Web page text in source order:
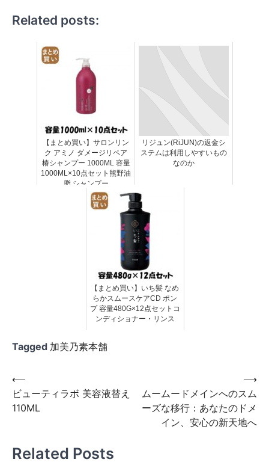
Related posts:
【まとめ買い】サロンリン
ク アミノ ダメージリペア
椿シャンプー 1000ML 容量
1000ML×10点セット熊野油
脂 シャンプー
リジュン(RiJUN)の返金シ
ステムは利用しやすいもの
なのか
【まとめ買い】いち髪 なめ
らかスムースケアCD ポン
プ 容量480G×12点セットコ
ンディショナー・リンス
Tagged 加美乃素本舗
投
稿
ゲ
⟵
ビューティラボ 美容液替え
110ML
ムームードメインへのスム
ーズな移行：あなたのドメ
イン、安心の新天地へ
⟶
Related Posts